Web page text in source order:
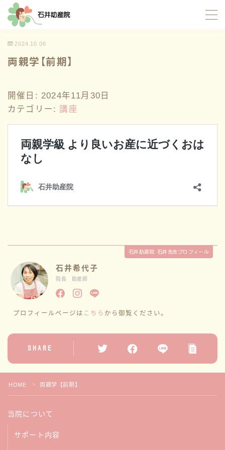
当院について
サポート内容
お産サポート
母乳サポート
性教育
講座情報
サークル
2024.10.06
両親学【前期】
開催日: 2024年11月30日
カテゴリー:講座
石井助産院 石井先生プロフィール
石井希代子
院長 助産師
プロフィールページは こちら から御覧ください。
SHARE
HOME ＞ 両親学【前期】
当院について
サポート内容